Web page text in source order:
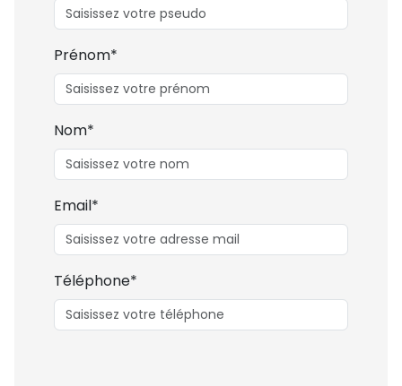
Prénom*
Nom*
Email*
Téléphone*